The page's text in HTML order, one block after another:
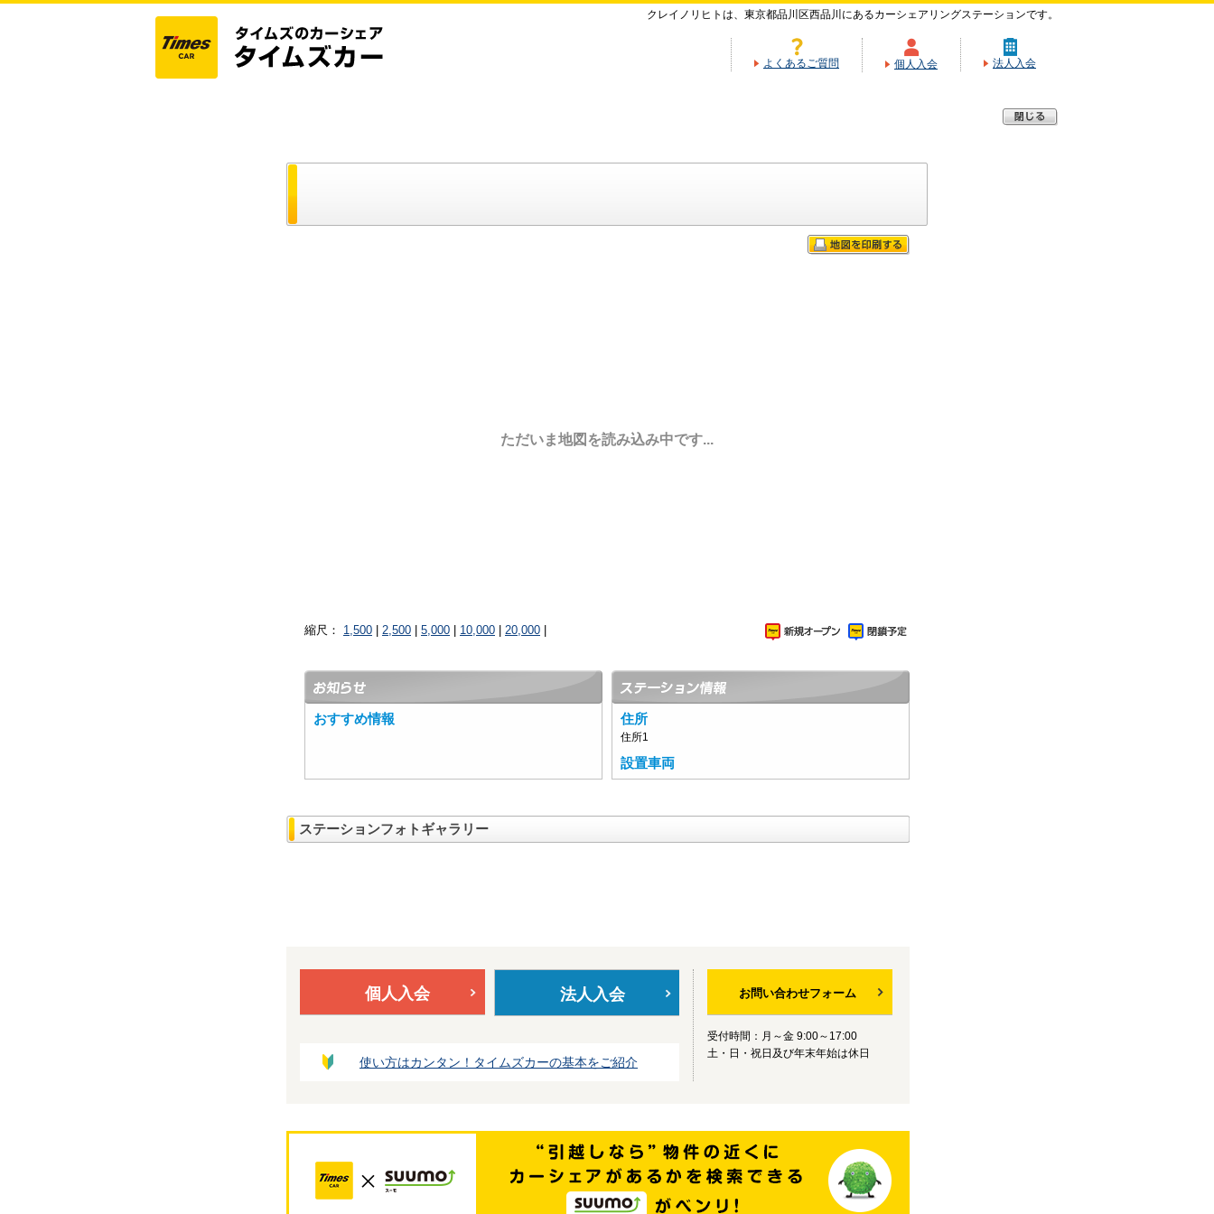
クレイノリヒトは、東京都品川区西品川にあるカーシェアリングステーションです。
よくあるご質問 個人入会 法人入会
ただいま地図を読み込み中です...
縮尺： 1,500 2,500 5,000 10,000 20,000
おすすめ情報 住所
住所1
設置車両
ステーションフォトギャラリー
個人入会 法人入会
使い方はカンタン！タイムズカーの基本をご紹介
お問い合わせフォーム
受付時間：月～金 9:00～17:00
土・日・祝日及び年末年始は休日